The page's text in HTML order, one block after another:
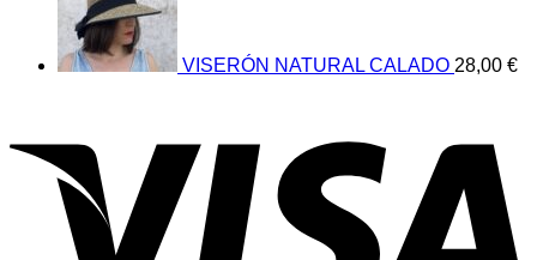
VISERÓN NATURAL CALADO 28,00 €